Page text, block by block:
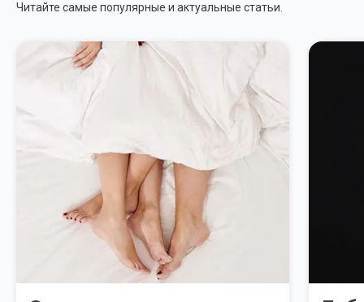
Читайте самые популярные и актуальные статьи.